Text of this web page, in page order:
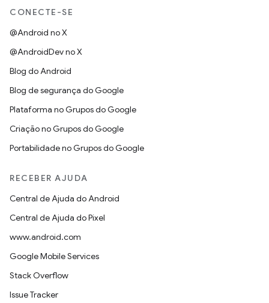
CONECTE-SE
@Android no X
@AndroidDev no X
Blog do Android
Blog de segurança do Google
Plataforma no Grupos do Google
Criação no Grupos do Google
Portabilidade no Grupos do Google
RECEBER AJUDA
Central de Ajuda do Android
Central de Ajuda do Pixel
www.android.com
Google Mobile Services
Stack Overflow
Issue Tracker